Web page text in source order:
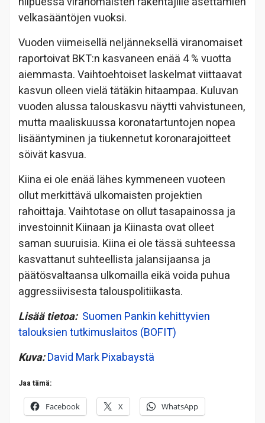
velkasääntöjen vuoksi.
Vuoden viimeisellä neljänneksellä viranomaiset
raportoivat BKT:n kasvaneen enää 4 % vuotta
aiemmasta. Vaihtoehtoiset laskelmat viittaavat
kasvun olleen vielä tätäkin hitaampaa. Kuluvan
vuoden alussa talouskasvu näytti vahvistuneen,
mutta maaliskuussa koronatartuntojen nopea
lisääntyminen ja tiukennetut koronarajoitteet
söivät kasvua.
Kiina ei ole enää lähes kymmeneen vuoteen
ollut merkittävä ulkomaisten projektien
rahoittaja. Vaihtotase on ollut tasapainossa ja
investoinnit Kiinaan ja Kiinasta ovat olleet
saman suuruisia. Kiina ei ole tässä suhteessa
kasvattanut suhteellista jalansijaansa ja
päätösvaltaansa ulkomailla eikä voida puhua
aggressiivisesta talouspolitiikasta.
Lisää tietoa: Suomen Pankin kehittyvien
talouksien tutkimuslaitos (BOFIT)
Kuva:David MarkPixabaystä
Jaa tämä:
Facebook X WhatsApp